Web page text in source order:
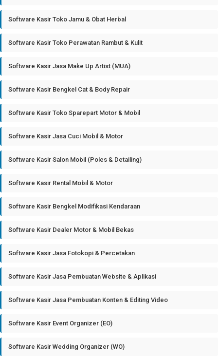
Software Kasir Toko Jamu & Obat Herbal
Software Kasir Toko Perawatan Rambut & Kulit
Software Kasir Jasa Make Up Artist (MUA)
Software Kasir Bengkel Cat & Body Repair
Software Kasir Toko Sparepart Motor & Mobil
Software Kasir Jasa Cuci Mobil & Motor
Software Kasir Salon Mobil (Poles & Detailing)
Software Kasir Rental Mobil & Motor
Software Kasir Bengkel Modifikasi Kendaraan
Software Kasir Dealer Motor & Mobil Bekas
Software Kasir Jasa Fotokopi & Percetakan
Software Kasir Jasa Pembuatan Website & Aplikasi
Software Kasir Jasa Pembuatan Konten & Editing Video
Software Kasir Event Organizer (EO)
Software Kasir Wedding Organizer (WO)